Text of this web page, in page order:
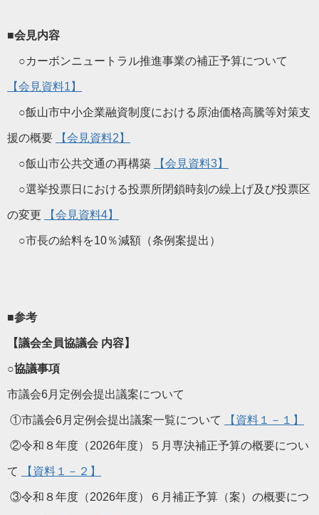
■会見内容
○カーボンニュートラル推進事業の補正予算について
【会見資料1】
○飯山市中小企業融資制度における原油価格高騰等対策支
援の概要 【会見資料2】
○飯山市公共交通の再構築 【会見資料3】
○選挙投票日における投票所閉鎖時刻の繰上げ及び投票区
の変更 【会見資料4】
○市長の給料を10％減額（条例案提出）
■参考
【議会全員協議会 内容】
○協議事項
市議会6月定例会提出議案について
①市議会6月定例会提出議案一覧について 【資料１－１】
②令和８年度（2026年度）５月専決補正予算の概要につい
て 【資料１－２】
③令和８年度（2026年度）６月補正予算（案）の概要につ